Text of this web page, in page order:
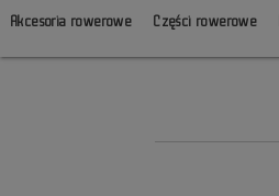
Akcesoria rowerowe Części rowerowe